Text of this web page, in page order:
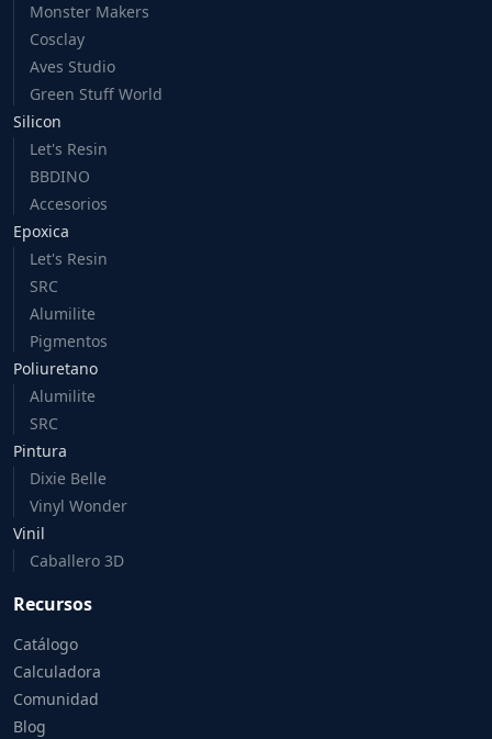
Monster Makers
Cosclay
Aves Studio
Green Stuff World
Silicon
Let's Resin
BBDINO
Accesorios
Epoxica
Let's Resin
SRC
Alumilite
Pigmentos
Poliuretano
Alumilite
SRC
Pintura
Dixie Belle
Vinyl Wonder
Vinil
Caballero 3D
Recursos
Catálogo
Calculadora
Comunidad
Blog